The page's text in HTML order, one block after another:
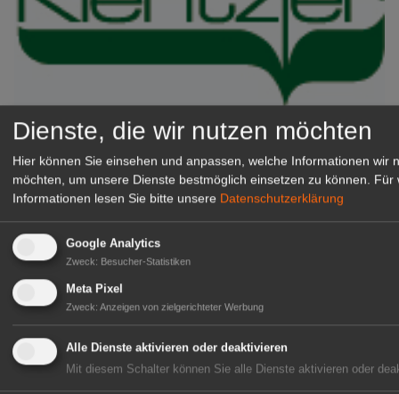
Kientzler Jungpflanzen GmbH
& Co KG
Gärtner im Zierpflanzenbau
(Geselle/Meister/Techniker)
(m/w/d)
Gensingen
zur Stellenanzeige
Dienste, die wir nutzen möchten
Hier können Sie einsehen und anpassen, welche Informationen wir
möchten, um unsere Dienste bestmöglich einsetzen zu können. Für
Informationen lesen Sie bitte unsere Datenschutzerklärung
Google Analytics
Zweck: Besucher-Statistiken
Meta Pixel
Zweck: Anzeigen von zielgerichteter Werbung
Alle Dienste aktivieren oder deaktivieren
Mit diesem Schalter können Sie alle Dienste aktivieren oder